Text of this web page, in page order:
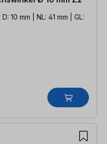
10 mm | NL: 41 mm | GL: